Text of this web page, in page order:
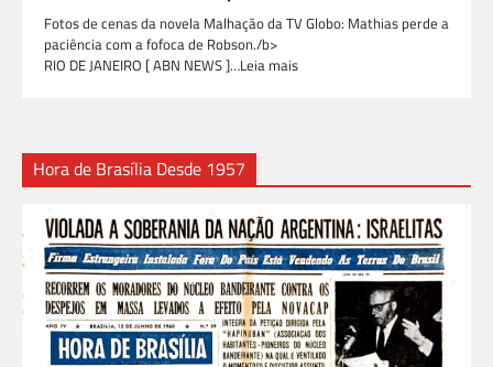
Fotos de cenas da novela Malhação da TV Globo: Mathias perde a
paciência com a fofoca de Robson./b>
RIO DE JANEIRO [ ABN NEWS ]…Leia mais
Hora de Brasília Desde 1957